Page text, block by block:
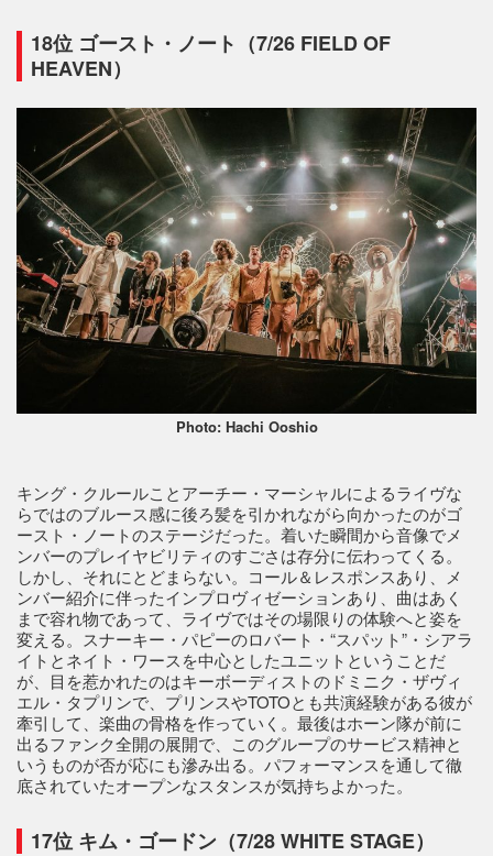
18位 ゴースト・ノート（7/26 FIELD OF
HEAVEN）
Photo: Hachi Ooshio
キング・クルールことアーチー・マーシャルによるライヴな
らではのブルース感に後ろ髪を引かれながら向かったのがゴ
ースト・ノートのステージだった。着いた瞬間から音像でメ
ンバーのプレイヤビリティのすごさは存分に伝わってくる。
しかし、それにとどまらない。コール＆レスポンスあり、メ
ンバー紹介に伴ったインプロヴィゼーションあり、曲はあく
まで容れ物であって、ライヴではその場限りの体験へと姿を
変える。スナーキー・パピーのロバート・“スパット”・シアラ
イトとネイト・ワースを中心としたユニットということだ
が、目を惹かれたのはキーボーディストのドミニク・ザヴィ
エル・タプリンで、プリンスやTOTOとも共演経験がある彼が
牽引して、楽曲の骨格を作っていく。最後はホーン隊が前に
出るファンク全開の展開で、このグループのサービス精神と
いうものが否が応にも滲み出る。パフォーマンスを通して徹
底されていたオープンなスタンスが気持ちよかった。
17位 キム・ゴードン（7/28 WHITE STAGE）